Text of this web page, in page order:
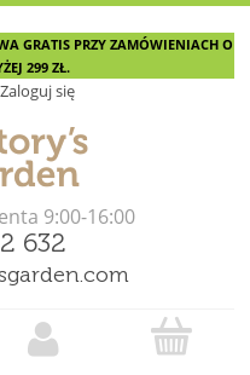
GRATIS PRZY ZAMÓWIENIACH O
299 ZŁ.
Zaloguj się
9:00-16:00
632